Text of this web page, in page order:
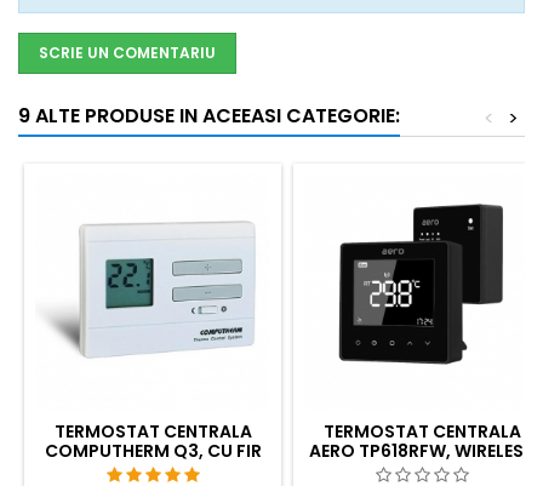
SCRIE UN COMENTARIU
9 ALTE PRODUSE IN ACEEASI CATEGORIE: >
<
TERMOSTAT CENTRALA
COMPUTHERM Q3, CU FIR
TERMOSTAT CENTRALA
AERO TP618RFW, WIRELESS